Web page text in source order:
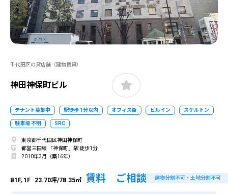
千代田区の貸店舗（建物賃貸）
神田神保町ビル
テナント募集中 駅徒歩 1分以内 オフィス街 ビルイン スケルトン
駐車場 不明 SRC
東京都千代田区神田神保町
都営三田線 「神保町」駅 徒歩1分
2010年3月（築16年）
B1F, 1F 23.70坪/78.35㎡ 賃料 ご相談 建物分割不可・土地分割不可